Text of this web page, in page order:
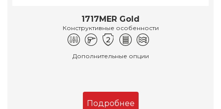
1717MER Gold
Конструктивные особенности
Дополнительные опции
Подробнее